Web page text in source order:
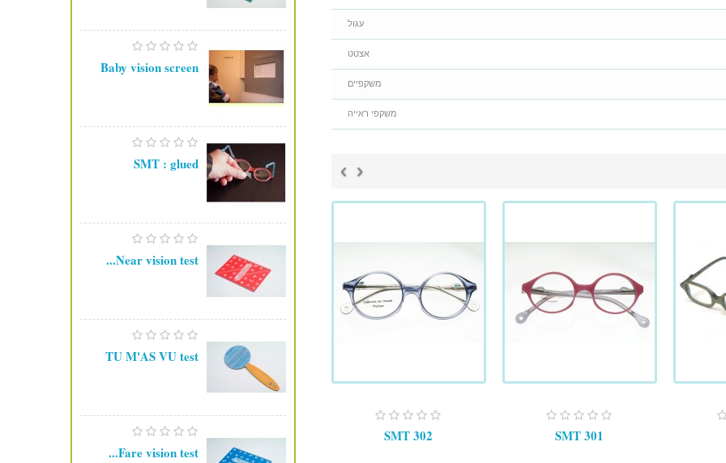
עגול
אצטט
משקפיים
משקפי ראייה
‹
›
SMT 301
SMT 302
Baby vision screen
SMT : glued
Near vision test...
TU M'AS VU test
Fare vision test...